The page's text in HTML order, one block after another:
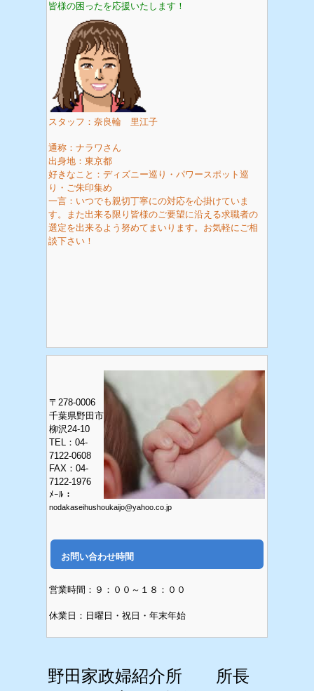
皆様の困ったを応援いたします！
スタッフ：奈良輪 里江子
通称：ナラワさん
出身地：東京都
好きなこと：ディズニー巡り・パワースポット巡
り・ご朱印集め
一言：いつでも親切丁寧にの対応を心掛けていま
す。また出来る限り皆様のご要望に沿える求職者の
選定を出来るよう努めてまいります。お気軽にご相
談下さい！
〒278-0006
千葉県野田市
柳沢24-10
TEL：04-
7122-0608
FAX ：04-
7122-1976
ﾒｰﾙ：
nodakaseihushoukaijo@yahoo.co.jp
お問い合わせ時間
営業時間：９：００～１８：００
休業日：日曜日・祝日・年末年始
野田家政婦紹介所 所長